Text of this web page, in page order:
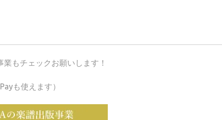
もチェックお願いします！
も使えます）